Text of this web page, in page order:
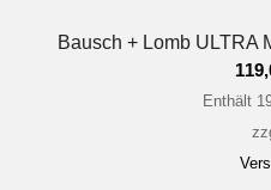
Bausch + Lomb ULTRA
Enthält